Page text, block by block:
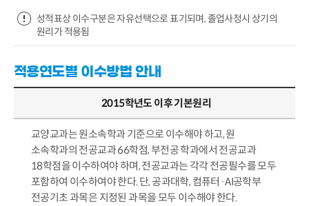
성적표상 이수구분은 자유선택으로 표기되며, 졸업사정시 상기의
원리가 적용됨
적용연도별 이수방법 안내
2015학년도 이후 기본원리
교양교과는 원소속학과 기준으로 이수해야 하고, 원
소속학과의 전공교과 66학점, 부전공 학과에서 전공교과
18학점을 이수하여야 하며, 전공교과는 각각 전공필수를 모두
포함하여 이수하여야 한다. 단, 공과대학, 컴퓨터·AI공학부
전공기초 과목은 지정된 과목을 모두 이수해야 한다.